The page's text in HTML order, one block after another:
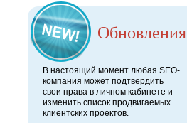
Обновления
В настоящий момент любая SEO-
компания может подтвердить
свои права в личном кабинете и
изменить список продвигаемых
клиентских проектов.